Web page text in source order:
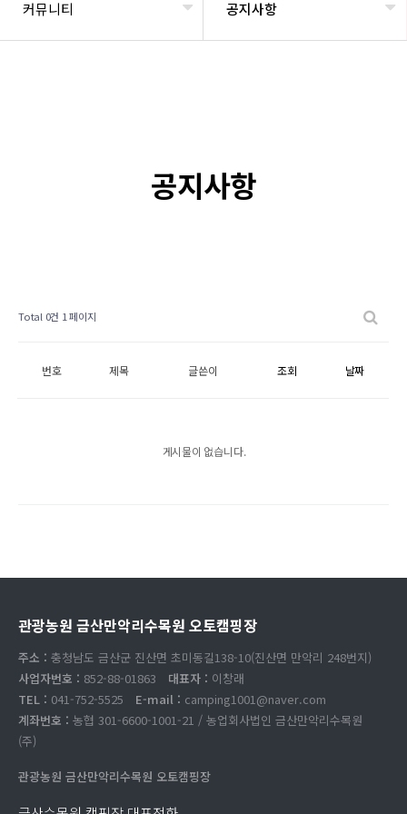
커뮤니티 공지사항
공지사항
Total 0건 1 페이지
번호 제목 글쓴이 조회 날짜
게시물이 없습니다.
관광농원 금산만악리수목원 오토캠핑장
주소 : 충청남도 금산군 진산면 초미동길138-10(진산면 만악리 248번지)
사업자번호 : 852-88-01863 대표자 : 이창래
TEL : 041-752-5525 E-mail : camping1001@naver.com
계좌번호 : 농협 301-6600-1001-21 / 농업회사법인 금산만악리수목원
(주)
관광농원 금산만악리수목원 오토캠핑장